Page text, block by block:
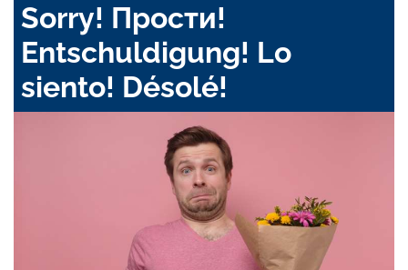
Sorry! Прости!
Entschuldigung! Lo
siento! Désolé!